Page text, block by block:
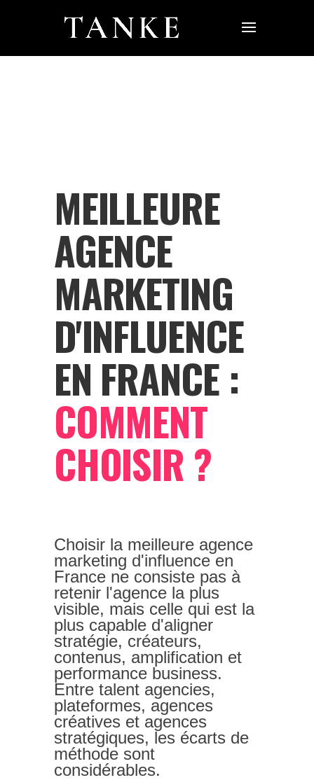
MEILLEURE
AGENCE
MARKETING
D'INFLUENCE
EN FRANCE :
COMMENT
CHOISIR ?
Choisir la meilleure agence
marketing d'influence en
France ne consiste pas à
retenir l'agence la plus
visible, mais celle qui est la
plus capable d'aligner
stratégie, créateurs,
contenus, amplification et
performance business.
Entre talent agencies,
plateformes, agences
créatives et agences
stratégiques, les écarts de
méthode sont
considérables.